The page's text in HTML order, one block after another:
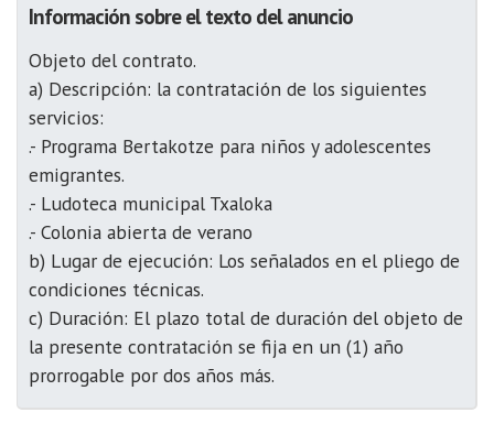
Información sobre el texto del anuncio
Objeto del contrato.
a) Descripción: la contratación de los siguientes
servicios:
.- Programa Bertakotze para niños y adolescentes
emigrantes.
.- Ludoteca municipal Txaloka
.- Colonia abierta de verano
b) Lugar de ejecución: Los señalados en el pliego de
condiciones técnicas.
c) Duración: El plazo total de duración del objeto de
la presente contratación se fija en un (1) año
prorrogable por dos años más.